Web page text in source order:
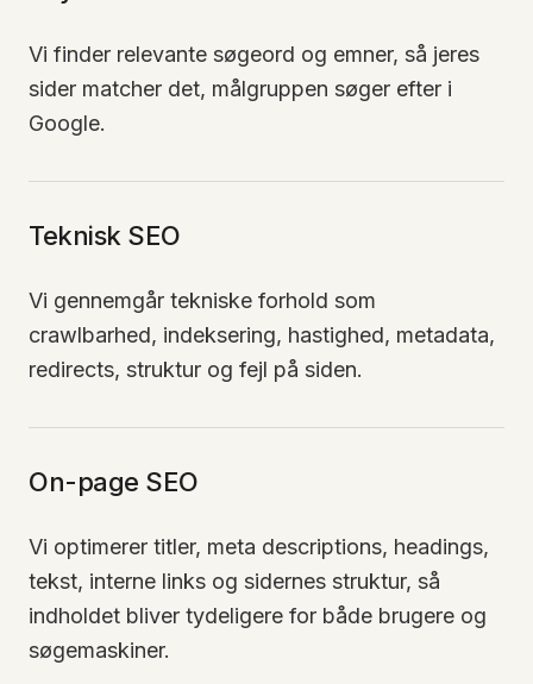
Vi finder relevante søgeord og emner, så jeres
sider matcher det, målgruppen søger efter i
Google.
Teknisk SEO
Vi gennemgår tekniske forhold som
crawlbarhed, indeksering, hastighed, metadata,
redirects, struktur og fejl på siden.
On-page SEO
Vi optimerer titler, meta descriptions, headings,
tekst, interne links og sidernes struktur, så
indholdet bliver tydeligere for både brugere og
søgemaskiner.